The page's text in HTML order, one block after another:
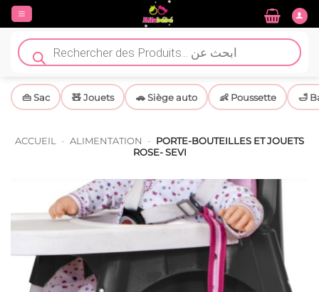
Passer
contenu
Recherche
de
produits
👜 Sac 🧸 Jouets 🚗 Siège auto 👶 Poussette 🛁
ACCUEIL - ALIMENTATION - PORTE-BOUTEILLES ET JOUETS
ROSE- SEVI